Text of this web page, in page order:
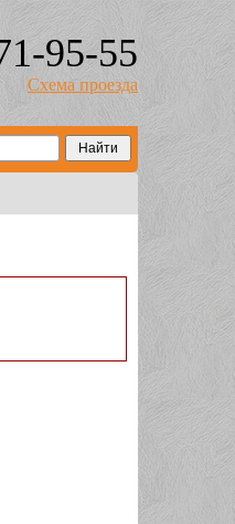
95-55
Схема проезда